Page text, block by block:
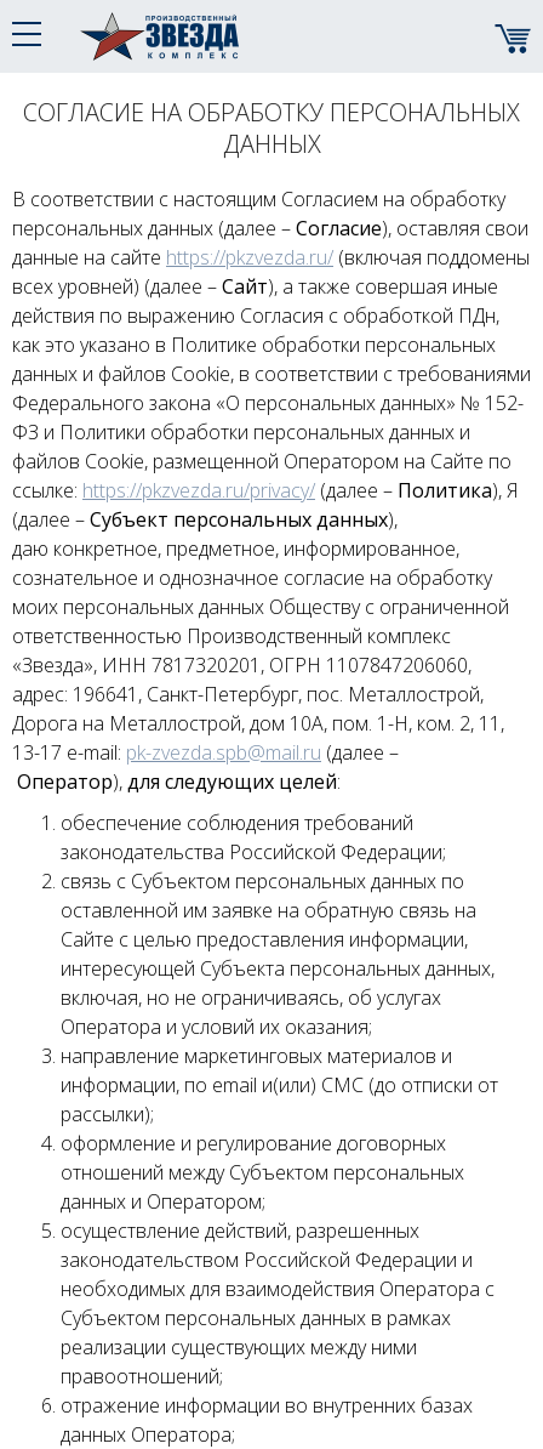
СОГЛАСИЕ НА ОБРАБОТКУ ПЕРСОНАЛЬНЫХ
ДАННЫХ
В соответствии с настоящим Согласием на обработку
персональных данных (далее –Согласие), оставляя свои
данные на сайте https://pkzvezda.ru/ (включая поддомены
всех уровней) (далее –Сайт), а также совершая иные
действия по выражению Согласия с обработкой ПДн,
как это указано в Политике обработки персональных
данных и файлов Cookie, в соответствии с требованиями
Федерального закона «О персональных данных» № 152-
ФЗ и Политики обработки персональных данных и
файлов Cookie, размещенной Оператором на Сайте по
ссылке: https://pkzvezda.ru/privacy/ (далее – Политика), Я
(далее –Субъект персональных данных),
даю конкретное, предметное, информированное,
сознательное и однозначное согласие на обработку
моих персональных данных Обществу с ограниченной
ответственностью Производственный комплекс
«Звезда», ИНН 7817320201, ОГРН 1107847206060,
адрес: 196641, Санкт-Петербург, пос. Металлострой,
Дорога на Металлострой, дом 10А, пом. 1-Н, ком. 2, 11,
13-17 e-mail: pk-zvezda.spb@mail.ru (далее –
Оператор),для следующих целей:
обеспечение соблюдения требований
законодательства Российской Федерации;
связь с Субъектом персональных данных по
оставленной им заявке на обратную связь на
Сайте с целью предоставления информации,
интересующей Субъекта персональных данных,
включая, но не ограничиваясь, об услугах
Оператора и условий их оказания;
направление маркетинговых материалов и
информации, по email и(или) СМС (до отписки от
рассылки);
оформление и регулирование договорных
отношений между Субъектом персональных
данных и Оператором;
осуществление действий, разрешенных
законодательством Российской Федерации и
необходимых для взаимодействия Оператора с
Субъектом персональных данных в рамках
реализации существующих между ними
правоотношений;
отражение информации во внутренних базах
данных Оператора;